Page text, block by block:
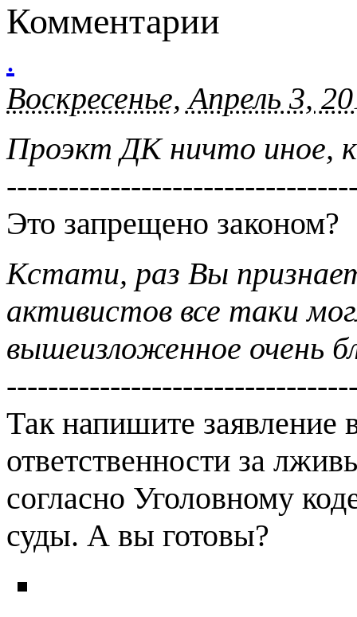
Комментарии
.
Воскресенье, Апрель 3,
Проэкт ДК ничто иное,
Это запрещено законом?
Кстати, раз Вы
активистов все таки
вышеизложенное очень
Так напишите заявление
ответственности за
согласно Уголовному
суды. А вы готовы?